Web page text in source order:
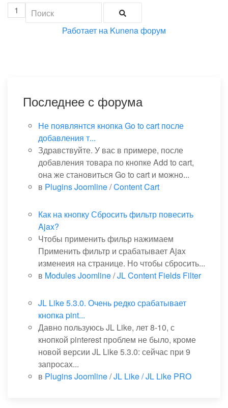
1
Работает на Kunena форум
Последнее с форума
Не появлянтся кнопка Go to cart после
добавления т...
Здравствуйте. У вас в примере, после
добавления товара по кнопке Add to cart,
она же становиться Go to cart и можно...
в Plugins Joomline/Content Cart
Как на кнопку Сбросить фильтр повесить
Ajax?
Чтобы применить фильр нажимаем
Применить фильтр и срабатывает Ajax
изменеия на странице. Но чтобы сбросить...
в Modules Joomline/JL Content Fields Filter
JL Like 5.3.0. Очень редко срабатывает
кнопка pint...
Давно пользуюсь JL Like, лет 8-10, с
кнопкой pinterest проблем не было, кроме
новой версии JL Like 5.3.0: сейчас при 9
запросах...
в Plugins Joomline/JL Like / JL Like PRO